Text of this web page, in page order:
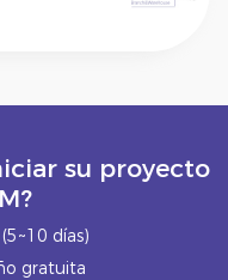
su proyecto
días)
gratuita